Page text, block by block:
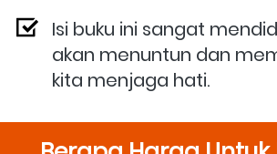
Isi buku ini sangat
akan menuntun dan
kita menjaga hati.